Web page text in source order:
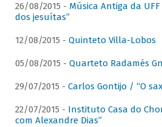
26/08/2015 - Música Antiga da
dos jesuítas”
12/08/2015 - Quinteto Villa-Lobos
05/08/2015 - Quarteto Radamés
29/07/2015 - Carlos Gontijo / “O
22/07/2015 - Instituto Casa do
com Alexandre Dias”